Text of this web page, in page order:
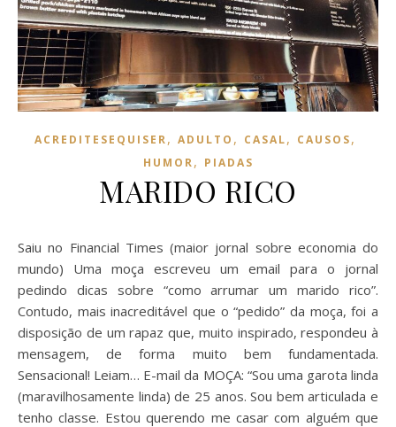
ACREDITESEQUISER, ADULTO , CASAL, CAUSOS,
HUMOR, PIADAS
MARIDO RICO
Saiu no Financial Times (maior jornal sobre economia do
mundo) Uma moça escreveu um email para o jornal
pedindo dicas sobre “como arrumar um marido rico”.
Contudo, mais inacreditável que o “pedido” da moça, foi a
disposição de um rapaz que, muito inspirado, respondeu à
mensagem, de forma muito bem fundamentada.
Sensacional! Leiam… E-mail da MOÇA: “Sou uma garota linda
(maravilhosamente linda) de 25 anos. Sou bem articulada e
tenho classe. Estou querendo me casar com alguém que